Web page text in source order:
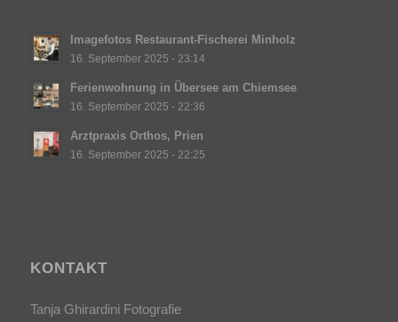
Imagefotos Restaurant-Fischerei Minholz
16. September 2025 - 23:14
Ferienwohnung in Übersee am Chiemsee
16. September 2025 - 22:36
Arztpraxis Orthos, Prien
16. September 2025 - 22:25
KONTAKT
Tanja Ghirardini Fotografie